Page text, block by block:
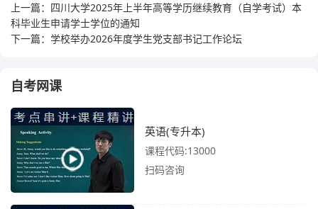
上一篇： 四川大学2025年上半年高等学历继续教育（自学考试）本
科毕业生申请学士学位的通知
下一篇： 学校举办2026年度学生党支部书记工作论坛
自考网课
英语(专升本)
课程代码:13000
扫码咨询